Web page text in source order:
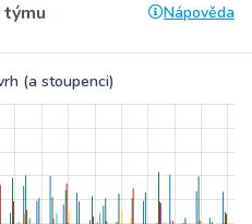
týmu Nápověda
(a stoupenci)